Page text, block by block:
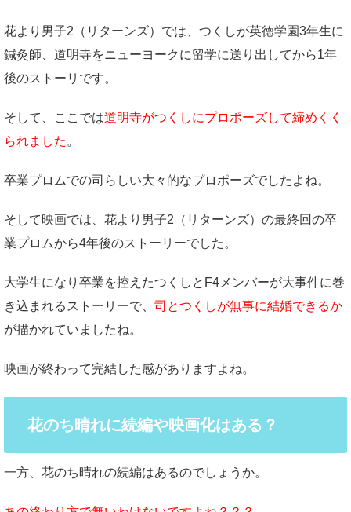
花より男子2（リターンズ）では、つくしが英徳学園3年生に
鍼灸師、道明寺をニューヨークに留学に送り出してから1年
後のストーリです。
そして、ここでは道明寺がつくしにプロポーズして締めくく
られました 。
卒業プロムでの司らしい大々的なプロポーズでしたよね。
そして映画では、花より男子2（リターンズ）の最終回の卒
業プロムから4年後のストーリーでした。
大学生になり卒業を控えたつくしとF4メンバーが大事件に巻
き込まれるストーリーで、 司とつくしが無事に結婚できるか
が描かれていましたね。
映画が終わって完結した感がありますよね。
花のち晴れに続編や映画化はある？
一方、花のち晴れの続編はあるのでしょうか。